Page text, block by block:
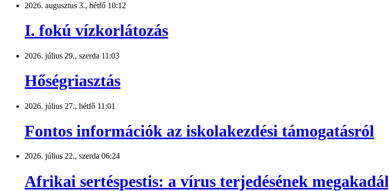
2026. augusztus 3., hétfő 10:12
I. fokú vízkorlátozás
2026. július 29., szerda 11:03
Hőségriasztás
2026. július 27., hétfő 11:01
Fontos információk az iskolakezdési támogatásról
2026. július 22., szerda 06:24
Afrikai sertéspestis: a vírus terjedésének